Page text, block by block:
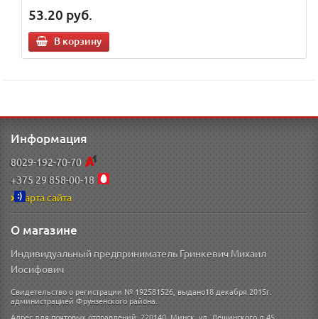
53.20 руб.
В корзину
Информация
8029-192-70-70
+375 29 858-00-18
Карта сайта
О магазине
Индивидуальный предприниматель Гринкевич Михаил
Иосифович
Свидетельство о регистрации № 192581526, выдано18 декабря 2015г.
администрацией Фрунзенского района.
Адрес для почтовых отправлений: 220140, Минск, ул. Лещинского д 45.